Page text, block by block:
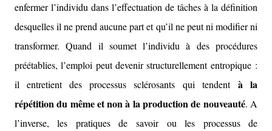
enfermer l’individu dans l’effectuation de tâches à la définition
desquelles il ne prend aucune part et qu’il ne peut ni modifier ni
transformer. Quand il soumet l’individu à des procédures
préétablies, l’emploi peut devenir structurellement entropique :
il entretient des processus sclérosants qui tendentà la
répétition du même et non à la production de nouveauté. A
l’inverse, les pratiques de savoir ou les processus de